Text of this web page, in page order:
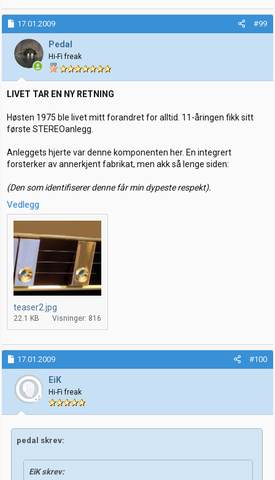
17.01.2009 #99
Pedal
Hi-Fi freak
LIVET TAR EN NY RETNING
Høsten 1975 ble livet mitt forandret for alltid. 11-åringen fikk sitt
første STEREOanlegg.
Anleggets hjerte var denne komponenten her. En integrert
forsterker av annerkjent fabrikat, men akk så lenge siden:
(Den som identifiserer denne får min dypeste respekt).
Vedlegg
teaser2.jpg
22.1 KB Visninger: 816
17.01.2009 #100
EiK
Hi-Fi freak
pedal skrev:
EiK skrev: